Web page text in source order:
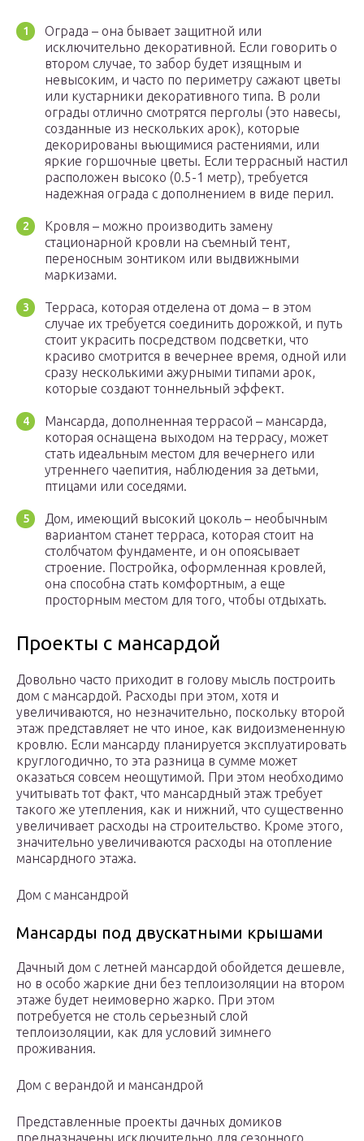
Ограда – она бывает защитной или
исключительно декоративной. Если говорить о
втором случае, то забор будет изящным и
невысоким, и часто по периметру сажают цветы
или кустарники декоративного типа. В роли
ограды отлично смотрятся перголы (это навесы,
созданные из нескольких арок), которые
декорированы вьющимися растениями, или
яркие горшочные цветы. Если террасный настил
расположен высоко (0.5-1 метр), требуется
надежная ограда с дополнением в виде перил.
Кровля – можно производить замену
стационарной кровли на съемный тент,
переносным зонтиком или выдвижными
маркизами.
Терраса, которая отделена от дома – в этом
случае их требуется соединить дорожкой, и путь
стоит украсить посредством подсветки, что
красиво смотрится в вечернее время, одной или
сразу несколькими ажурными типами арок,
которые создают тоннельный эффект.
Мансарда, дополненная террасой – мансарда,
которая оснащена выходом на террасу, может
стать идеальным местом для вечернего или
утреннего чаепития, наблюдения за детьми,
птицами или соседями.
Дом, имеющий высокий цоколь – необычным
вариантом станет терраса, которая стоит на
столбчатом фундаменте, и он опоясывает
строение. Постройка, оформленная кровлей,
она способна стать комфортным, а еще
просторным местом для того, чтобы отдыхать.
Проекты с мансардой
Довольно часто приходит в голову мысль построить
дом с мансардой. Расходы при этом, хотя и
увеличиваются, но незначительно, поскольку второй
этаж представляет не что иное, как видоизмененную
кровлю. Если мансарду планируется эксплуатировать
круглогодично, то эта разница в сумме может
оказаться совсем неощутимой. При этом необходимо
учитывать тот факт, что мансардный этаж требует
такого же утепления, как и нижний, что существенно
увеличивает расходы на строительство. Кроме этого,
значительно увеличиваются расходы на отопление
мансардного этажа.
Дом с мансандрой
Мансарды под двускатными крышами
Дачный дом с летней мансардой обойдется дешевле,
но в особо жаркие дни без теплоизоляции на втором
этаже будет неимоверно жарко. При этом
потребуется не столь серьезный слой
теплоизоляции, как для условий зимнего
проживания.
Дом с верандой и мансандрой
Представленные проекты дачных домиков
предназначены исключительно для сезонного